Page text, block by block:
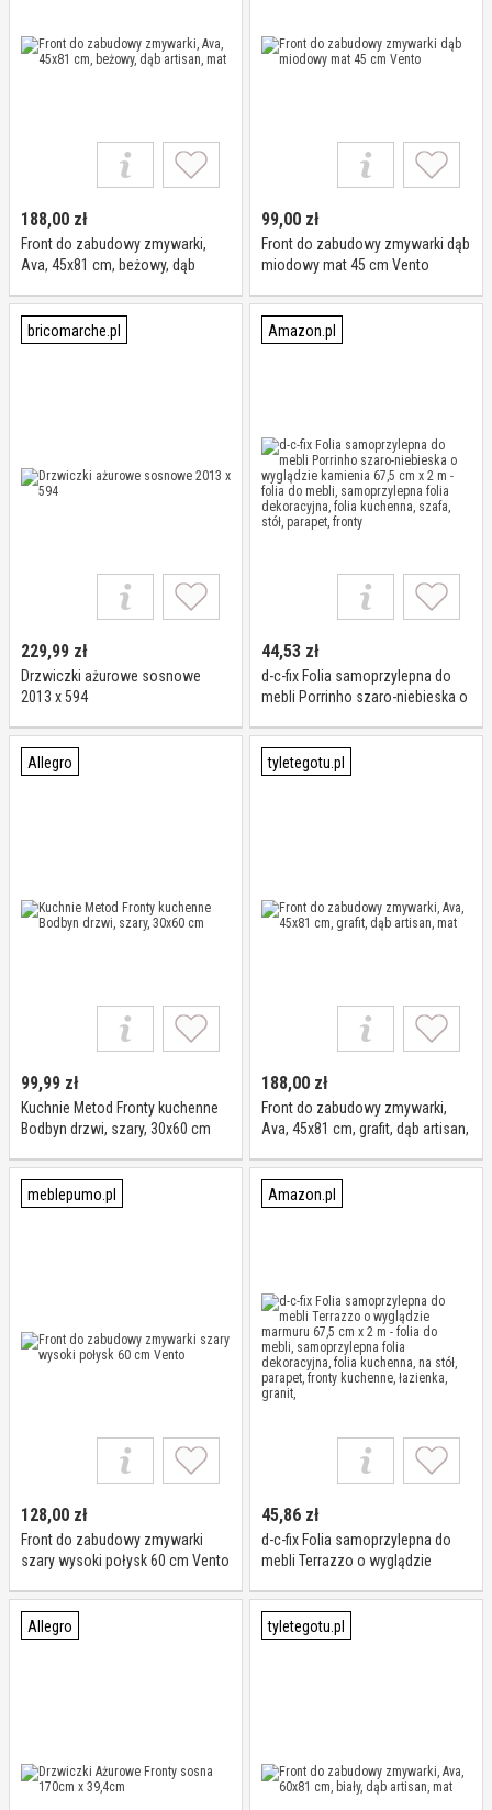
188,00 zł
Front do zabudowy zmywarki,
Ava, 45x81 cm, beżowy, dąb
99,00 zł
Front do zabudowy zmywarki dąb
miodowy mat 45 cm Vento
bricomarche.pl
229,99 zł
Drzwiczki ażurowe sosnowe
2013 x 594
Amazon.pl
44,53 zł
d-c-fix Folia samoprzylepna do
mebli Porrinho szaro-niebieska o
m - folia do mebli,
samoprzylepna folia
dekoracyjna, folia kuchenna,
Allegro
99,99 zł
Kuchnie Metod Fronty kuchenne
Bodbyn drzwi, szary, 30x60 cm
tyletegotu.pl
188,00 zł
Front do zabudowy zmywarki,
Ava, 45x81 cm, grafit, dąb artisan,
meblepumo.pl
128,00 zł
Front do zabudowy zmywarki
szary wysoki połysk 60 cm Vento
Amazon.pl
45,86 zł
d-c-fix Folia samoprzylepna do
mebli Terrazzo o wyglądzie
mebli, samoprzylepna folia
dekoracyjna, folia kuchenna, na
stół, parapet, fronty kuchenne,
Allegro tyletegotu.pl